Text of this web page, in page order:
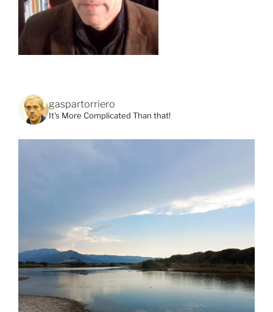
gaspartorriero
It's More Complicated Than that!